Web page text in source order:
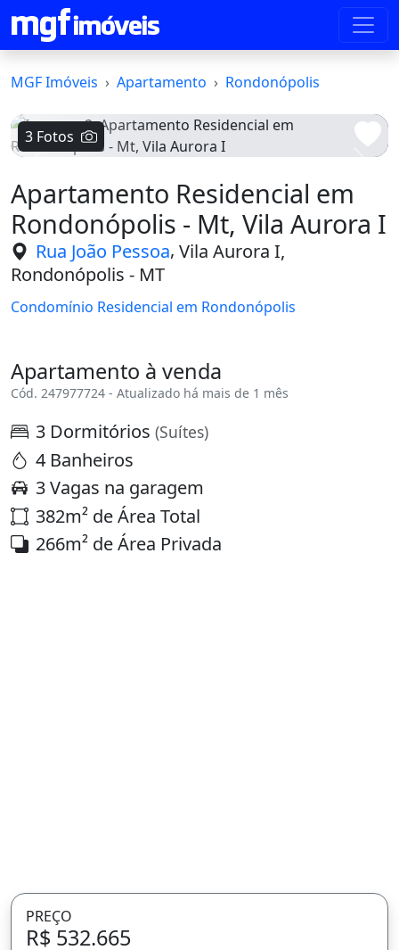
MGF Imóveis Apartamento Rondonópolis
3 Fotos
Apartamento Residencial em
Rondonópolis - Mt, Vila Aurora I
Rua João Pessoa, Vila Aurora I,
Rondonópolis - MT
Condomínio Residencial em Rondonópolis
Apartamento à venda
Cód. 247977724 - Atualizado há mais de 1 mês
3 Dormitórios (Suítes)
4 Banheiros
3 Vagas na garagem
382m² de Área Total
266m² de Área Privada
PREÇO
R$ 532.665